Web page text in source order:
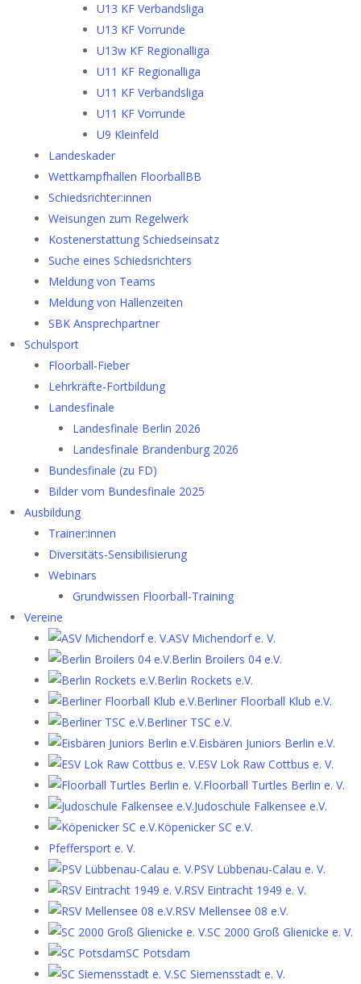
U13 KF Verbandsliga
U13 KF Vorrunde
U13w KF Regionalliga
U11 KF Regionalliga
U11 KF Verbandsliga
U11 KF Vorrunde
U9 Kleinfeld
Landeskader
Wettkampfhallen FloorballBB
Schiedsrichter:innen
Weisungen zum Regelwerk
Kostenerstattung Schiedseinsatz
Suche eines Schiedsrichters
Meldung von Teams
Meldung von Hallenzeiten
SBK Ansprechpartner
Schulsport
Floorball-Fieber
Lehrkräfte-Fortbildung
Landesfinale
Landesfinale Berlin 2026
Landesfinale Brandenburg 2026
Bundesfinale (zu FD)
Bilder vom Bundesfinale 2025
Ausbildung
Trainer:innen
Diversitäts-Sensibilisierung
Webinars
Grundwissen Floorball-Training
Vereine
ASV Michendorf e. V.
Berlin Broilers 04 e.V.
Berlin Rockets e.V.
Berliner Floorball Klub e.V.
Berliner TSC e.V.
Eisbären Juniors Berlin e.V.
ESV Lok Raw Cottbus e. V.
Floorball Turtles Berlin e. V.
Judoschule Falkensee e.V.
Köpenicker SC e.V.
Pfeffersport e. V.
PSV Lübbenau-Calau e. V.
RSV Eintracht 1949 e. V.
RSV Mellensee 08 e.V.
SC 2000 Groß Glienicke e. V.
SC Potsdam
SC Siemensstadt e. V.